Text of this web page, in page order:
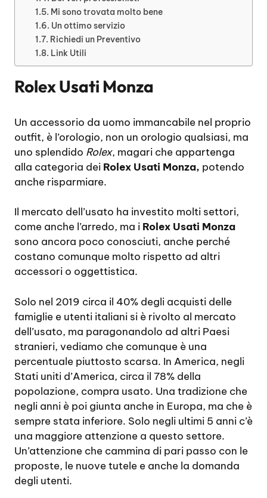
Mi sono trovata molto bene
Un ottimo servizio
Richiedi un Preventivo
Link Utili
Rolex Usati Monza
Un accessorio da uomo immancabile nel proprio
outfit, è l’orologio, non un orologio qualsiasi, ma
uno splendido Rolex, magari che appartenga
alla categoria dei Rolex Usati Monza, potendo
anche risparmiare.
Il mercato dell’usato ha investito molti settori,
come anche l’arredo, ma i Rolex Usati Monza
sono ancora poco conosciuti, anche perché
costano comunque molto rispetto ad altri
accessori o oggettistica.
Solo nel 2019 circa il 40% degli acquisti delle
famiglie e utenti italiani si è rivolto al mercato
dell’usato, ma paragonandolo ad altri Paesi
stranieri, vediamo che comunque è una
percentuale piuttosto scarsa. In America, negli
Stati uniti d’America, circa il 78% della
popolazione, compra usato. Una tradizione che
negli anni è poi giunta anche in Europa, ma che è
sempre stata inferiore. Solo negli ultimi 5 anni c’è
una maggiore attenzione a questo settore.
Un’attenzione che cammina di pari passo con le
proposte, le nuove tutele e anche la domanda
degli utenti.